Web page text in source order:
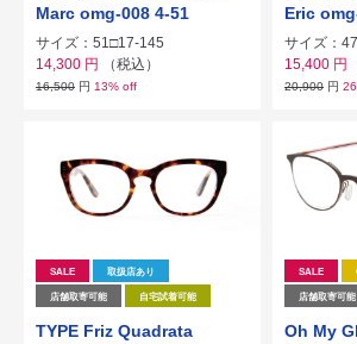
Marc omg-008 4-51
サイズ：51□17-145
14,300 円 （税込）
16,500 円 13% off
Eric
サイズ：
15,400 円
20,900 円
SALE 取扱店あり
店舗取寄可能 自宅試着可能
TYPE Friz Quadrata
SALE
店舗取寄可能
Oh My